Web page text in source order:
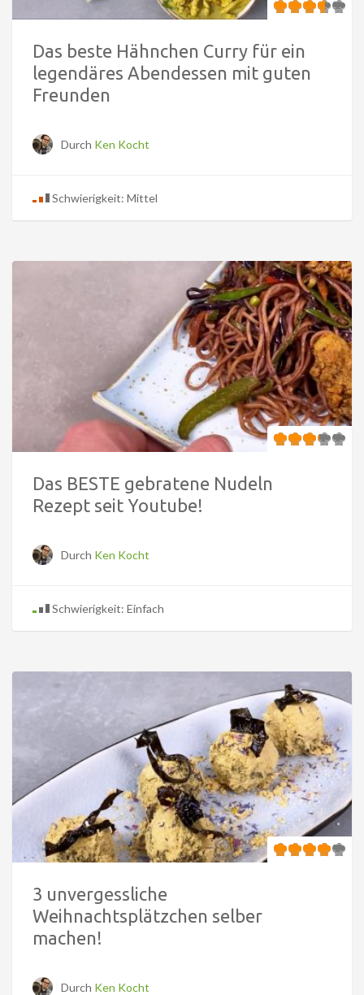
Das beste Hähnchen Curry für ein
legendäres Abendessen mit guten
Freunden
Durch Ken Kocht
Schwierigkeit: Mittel
Das BESTE gebratene Nudeln
Rezept seit Youtube!
Durch Ken Kocht
Schwierigkeit: Einfach
3 unvergessliche
Weihnachtsplätzchen selber
machen!
Durch Ken Kocht